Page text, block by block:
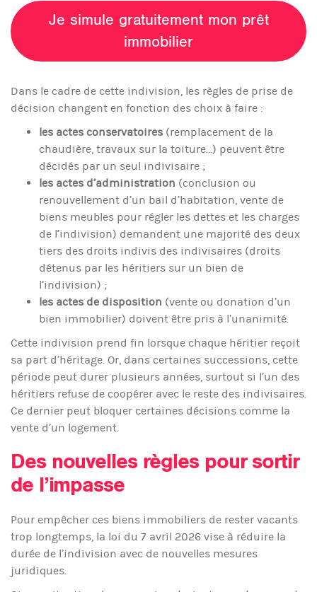
Je simule gratuitement mon prêt
immobilier
Dans le cadre de cette indivision, les règles de prise de
décision changent en fonction des choix à faire :
les actes conservatoires (remplacement de la
chaudière, travaux sur la toiture...) peuvent être
décidés par un seul indivisaire ;
les actes d’administration (conclusion ou
renouvellement d’un bail d’habitation, vente de
biens meubles pour régler les dettes et les charges
de l’indivision) demandent une majorité des deux
tiers des droits indivis des indivisaires (droits
détenus par les héritiers sur un bien de
l’indivision) ;
les actes de disposition (vente ou donation d’un
bien immobilier) doivent être pris à l’unanimité.
Cette indivision prend fin lorsque chaque héritier reçoit
sa part d’héritage. Or, dans certaines successions, cette
période peut durer plusieurs années, surtout si l’un des
héritiers refuse de coopérer avec le reste des indivisaires.
Ce dernier peut bloquer certaines décisions comme la
vente d’un logement.
Des nouvelles règles pour sortir
de l’impasse
Pour empêcher ces biens immobiliers de rester vacants
trop longtemps, la loi du 7 avril 2026 vise à réduire la
durée de l’indivision avec de nouvelles mesures
juridiques.